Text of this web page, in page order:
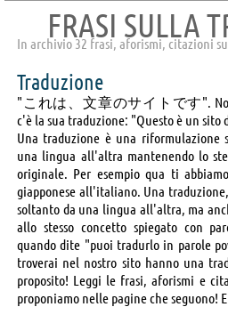
FRASI SULLA
In archivio 32 frasi, aforismi, citazioni
Traduzione
"これは、文章のサイトです". Non
c'è la sua traduzione: "Questo è un sito
Una traduzione è una riformulazione
una lingua all'altra mantenendo lo
originale. Per esempio qua ti
giapponese all'italiano. Una
soltanto da una lingua all'altra, ma
allo stesso concetto spiegato con
quando dite "puoi tradurlo in parole
troverai nel nostro sito hanno una
proposito! Leggi le frasi, aforismi e
proponiamo nelle pagine che seguono!